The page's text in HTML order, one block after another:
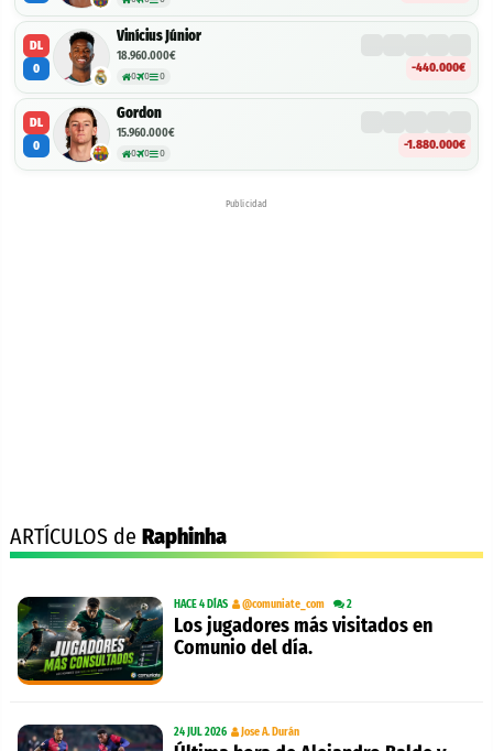
DL
0
Vinícius Júnior
18.960.000€
0 0 0
-440.000€
DL
0
Gordon
15.960.000€
0 0 0
-1.880.000€
Publicidad
ARTÍCULOS de Raphinha
HACE 4 DÍAS @comuniate_com 2
Los jugadores más visitados en
Comunio del día.
24 JUL 2026 Jose A. Durán